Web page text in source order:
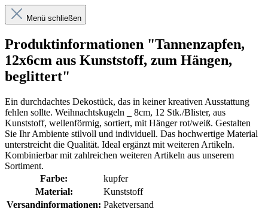
Menü schließen
Produktinformationen "Tannenzapfen,
12x6cm aus Kunststoff, zum Hängen,
beglittert"
Ein durchdachtes Dekostück, das in keiner kreativen Ausstattung
fehlen sollte. Weihnachtskugeln _ 8cm, 12 Stk./Blister, aus
Kunststoff, wellenförmig, sortiert, mit Hänger rot/weiß. Gestalten
Sie Ihr Ambiente stilvoll und individuell. Das hochwertige Material
unterstreicht die Qualität. Ideal ergänzt mit weiteren Artikeln.
Kombinierbar mit zahlreichen weiteren Artikeln aus unserem
Sortiment.
Farbe:
kupfer
Material:
Kunststoff
Versandinformationen: Paketversand